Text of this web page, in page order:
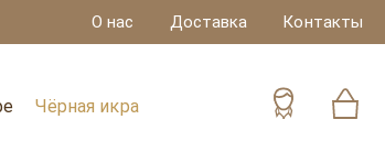
О нас Доставка Контакты
Чёрная икра